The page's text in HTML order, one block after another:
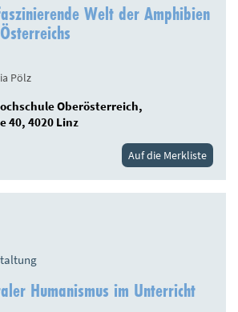
Welt der Amphibien
Pölz
Oberösterreich,
40, 4020 Linz
Auf die Merkliste
Humanismus im Unterricht